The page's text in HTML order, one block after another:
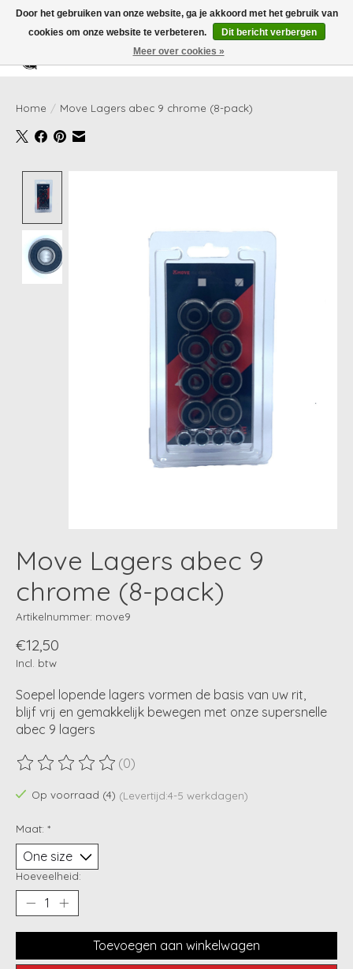
Verlanglijst
Home / Move Lagers abec 9 chrome (8-pack)
Move Lagers abec 9
chrome (8-pack)
Artikelnummer: move9
€12,50
Incl. btw
Soepel lopende lagers vormen de basis van uw rit,
blijf vrij en gemakkelijk bewegen met onze supersnelle
abec 9 lagers
De beoordeling van dit product is
(0)
Op voorraad (4) (Levertijd:4-5 werkdagen)
Maat: *
Hoeveelheid:
Toevoegen aan winkelwagen
Door het gebruiken van onze website, ga je akkoord met het gebruik van
cookies om onze website te verbeteren.
Dit bericht verbergen
Meer over cookies »